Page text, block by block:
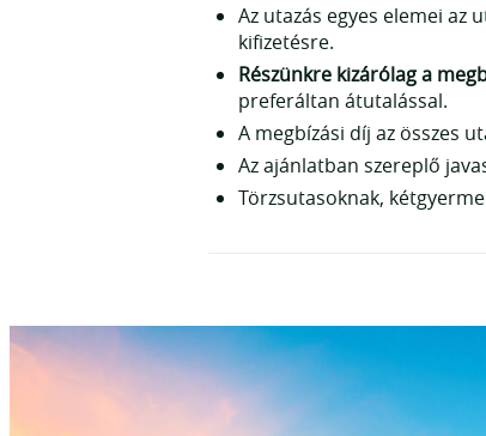
Petronas Ikertornyok
Batu Barlangok
Búvárkodás és
Hajókirándulások
Buddha szobrok és
Szingapúr Marina Bay
Helix bridge
Minden programhoz és
Az utazás egyes elemei az
kifizetésre.
Részünkre kizárólag a
preferáltan átutalással.
A megbízási díj az összes
Az ajánlatban szereplő
Törzsutasoknak,